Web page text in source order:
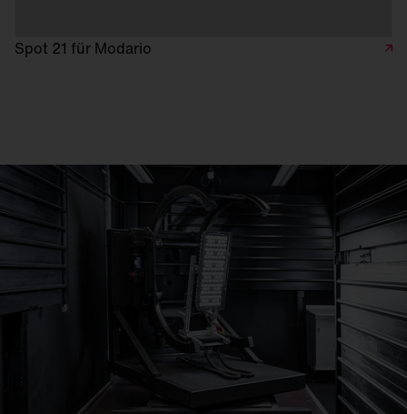
Spot 21 für Modario